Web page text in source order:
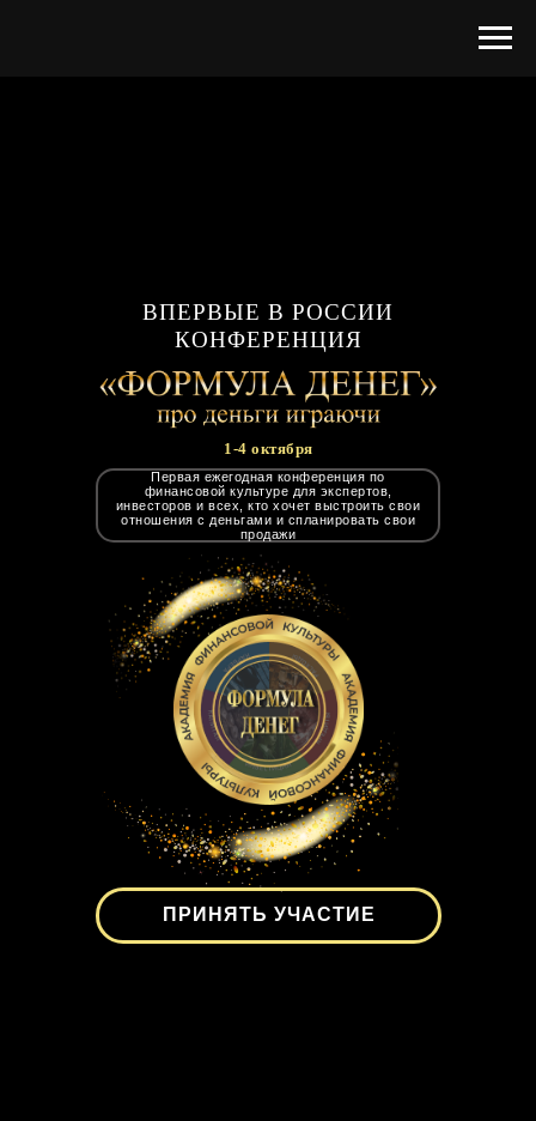
ВПЕРВЫЕ В РОССИИ
КОНФЕРЕНЦИЯ
ПРИНЯТЬ УЧАСТИЕ
1-4 октября
Первая ежегодная конференция по
финансовой культуре для экспертов,
инвесторов и всех, кто хочет выстроить свои
отношения с деньгами и спланировать свои
продажи